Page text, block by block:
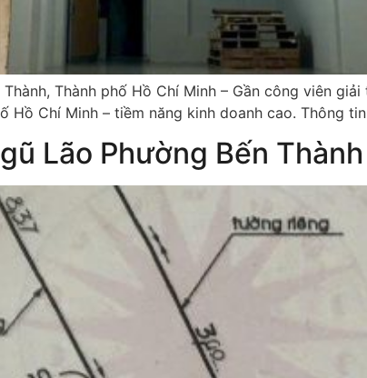
Thành phố Hồ Chí Minh – Gần công viên
Hồ Chí Minh – tiềm năng kinh doanh cao. Thông
Lão Phường Bến Thành